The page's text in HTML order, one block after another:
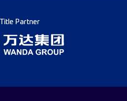
Title Partner